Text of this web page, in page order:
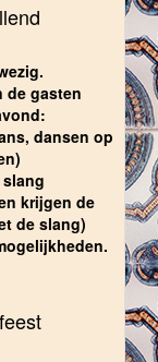
de gasten
dansen op
krijgen de
de slang)